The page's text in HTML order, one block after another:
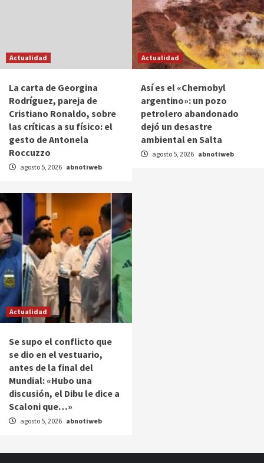
Actualidad
La carta de Georgina
Rodríguez, pareja de
Cristiano Ronaldo, sobre
las críticas a su físico: el
gesto de Antonela
Roccuzzo
agosto 5, 2026 abnotiweb
Actualidad
Así es el «Chernobyl
argentino»: un pozo
petrolero abandonado
dejó un desastre
ambiental en Salta
agosto 5, 2026 abnotiweb
Actualidad
Se supo el conflicto que
se dio en el vestuario,
antes de la final del
Mundial: «Hubo una
discusión, el Dibu le dice a
Scaloni que…»
agosto 5, 2026 abnotiweb